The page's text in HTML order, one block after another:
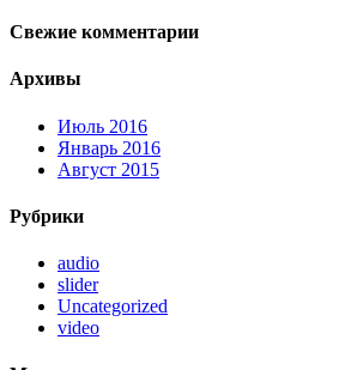
Свежие комментарии
Архивы
Июль 2016
Январь 2016
Август 2015
Рубрики
audio
slider
Uncategorized
video